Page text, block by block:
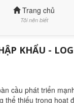
Trang chủ
Tôi nên biết
KHẨU -
cầu phát triển
thể thiếu trong hoạt